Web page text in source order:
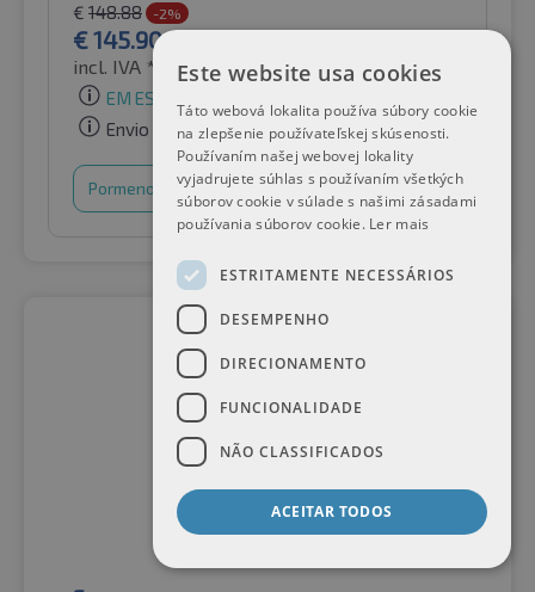
€ 148.88 -2%
€145.90
incl. IVA * por Auto-Raifen GmbH
EM ESTOQUE
Envio gratuito
Pormenores Cesto de compras
Este website usa cookies
Táto webová lokalita používa súbory cookie
na zlepšenie používateľskej skúsenosti.
Používaním našej webovej lokality
vyjadrujete súhlas s používaním všetkých
súborov cookie v súlade s našimi zásadami
používania súborov cookie. Ler mais
ESTRITAMENTE NECESSÁRIOS
DESEMPENHO
DIRECIONAMENTO
FUNCIONALIDADE
NÃO CLASSIFICADOS
ACEITAR TODOS